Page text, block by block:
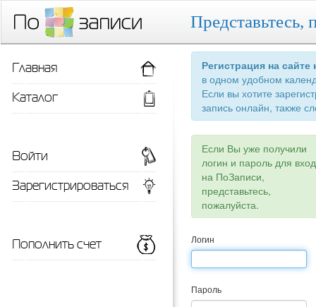
Представьтесь,
Регистрация на
в одном удобном
Если вы хотите
запись онлайн, также
Если Вы уже получили
логин и пароль для
на ПоЗаписи,
представьтесь,
пожалуйста.
Логин
Пароль
Главная
Каталог
Войти
Зарегистрироваться
Пополнить счет